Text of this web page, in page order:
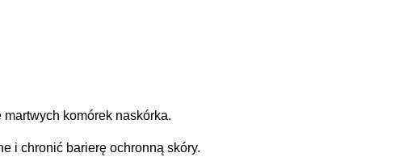
komórek naskórka.
i chronić barierę ochronną skóry.